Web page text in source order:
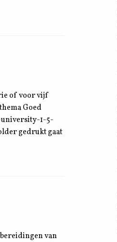
of voor vijf
Goed
1-5-
gedrukt gaat
van